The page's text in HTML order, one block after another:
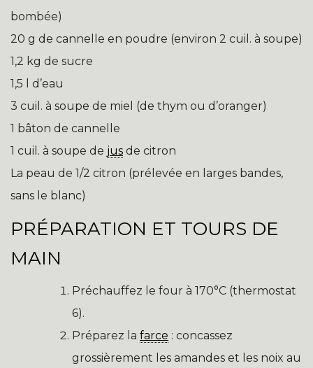
bombée)
20 g de cannelle en poudre (environ 2 cuil. à soupe)
1,2 kg de sucre
1,5 l d’eau
3 cuil. à soupe de miel (de thym ou d’oranger)
1 bâton de cannelle
1 cuil. à soupe de jus de citron
La peau de 1/2 citron (prélevée en larges bandes,
sans le blanc)
PRÉPARATION ET TOURS DE
MAIN
Préchauffez le four à 170°C (thermostat
6).
Préparez la farce : concassez
grossièrement les amandes et les noix au